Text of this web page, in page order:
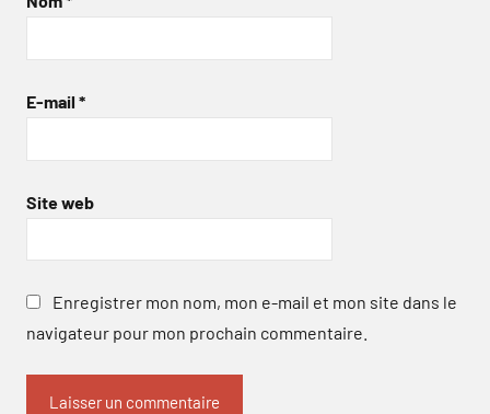
E-mail *
Site web
Enregistrer mon nom, mon e-mail et mon site dans le
navigateur pour mon prochain commentaire.